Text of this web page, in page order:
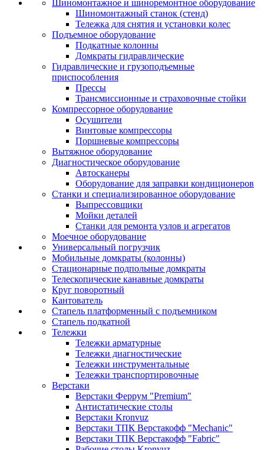
Шиномонтажное и шиноремонтное оборудование
Шиномонтажный станок (стенд)
Тележка для снятия и установки колес
Подъемное оборудование
Подкатные колонны
Домкраты гидравлические
Гидравлические и грузоподъемные
приспособления
Прессы
Трансмиссионные и страховочные стойки
Компрессорное оборудование
Осушители
Винтовые компрессоры
Поршневые компрессоры
Вытяжное оборудование
Диагностическое оборудование
Автосканеры
Оборудование для заправки кондиционеров
Станки и специализированное оборудование
Выпрессовщики
Мойки деталей
Станки для ремонта узлов и агрегатов
Моечное оборудование
Универсальный погрузчик
Мобильные домкраты (колонны)
Стационарные подпольные домкраты
Телескопические канавные домкраты
Круг поворотный
Кантователь
Стапель платформенный с подъемником
Стапель подкатной
Тележки
Тележки арматурные
Тележки диагностические
Тележки инструментальные
Тележки транспортировочные
Верстаки
Верстаки Феррум "Premium"
Антистатические столы
Верстаки Kronvuz
Верстаки ТПК Верстакофф "Mechanic"
Верстаки ТПК Верстакофф "Fabric"